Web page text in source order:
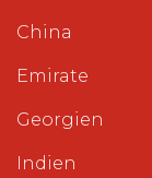
China
Emirate
Georgien
Indien